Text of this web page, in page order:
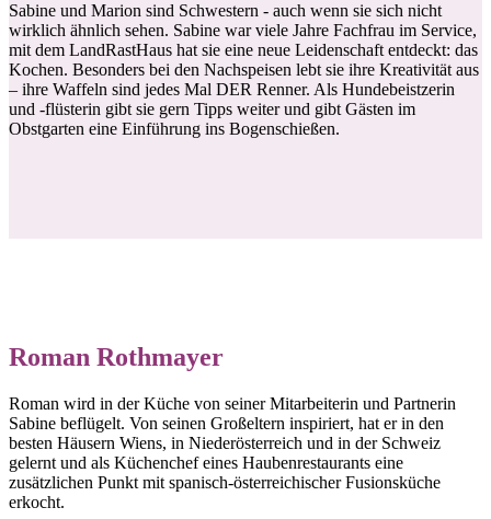
Sabine und Marion sind Schwestern - auch wenn sie sich nicht
wirklich ähnlich sehen. Sabine war viele Jahre Fachfrau im Service,
mit dem LandRastHaus hat sie eine neue Leidenschaft entdeckt: das
Kochen. Besonders bei den Nachspeisen lebt sie ihre Kreativität aus
– ihre Waffeln sind jedes Mal DER Renner. Als Hundebeistzerin
und -flüsterin gibt sie gern Tipps weiter und gibt Gästen im
Obstgarten eine Einführung ins Bogenschießen.
Roman Rothmayer
Roman wird in der Küche von seiner Mitarbeiterin und Partnerin
Sabine beflügelt. Von seinen Großeltern inspiriert, hat er in den
besten Häusern Wiens, in Niederösterreich und in der Schweiz
gelernt und als Küchenchef eines Haubenrestaurants eine
zusätzlichen Punkt mit spanisch-österreichischer Fusionsküche
erkocht.